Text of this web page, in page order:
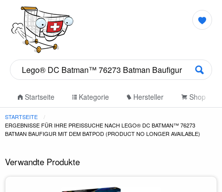
Startseite Kategorie Hersteller Shop
STARTSEITE
ERGEBNISSE FÜR IHRE PREISSUCHE NACH LEGO® DC BATMAN™ 76273
BATMAN BAUFIGUR MIT DEM BATPOD (PRODUCT NO LONGER AVAILABLE)
Verwandte Produkte